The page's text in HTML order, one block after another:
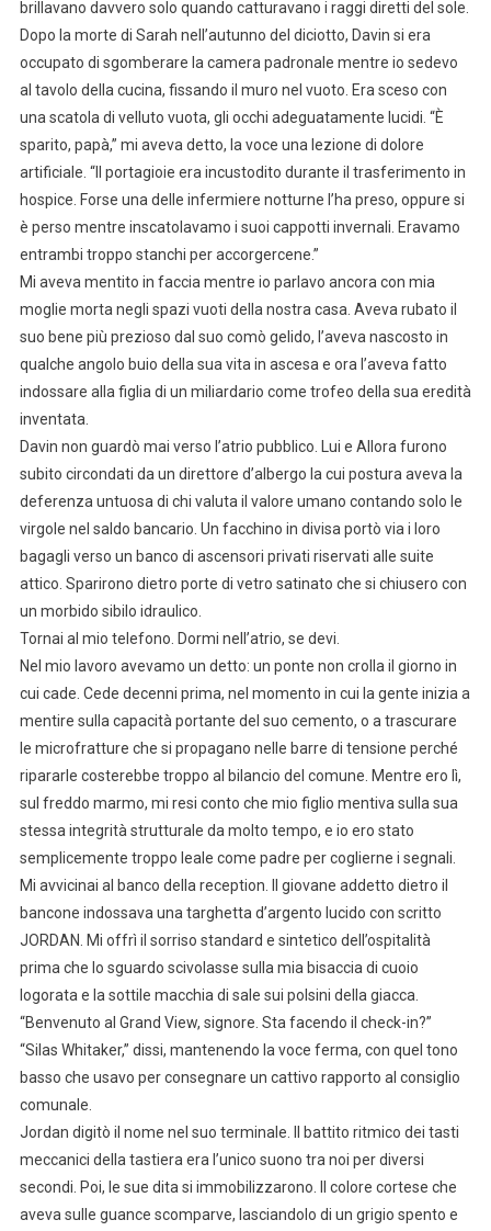
brillavano davvero solo quando catturavano i raggi diretti del sole.
Dopo la morte di Sarah nell’autunno del diciotto, Davin si era
occupato di sgomberare la camera padronale mentre io sedevo
al tavolo della cucina, fissando il muro nel vuoto. Era sceso con
una scatola di velluto vuota, gli occhi adeguatamente lucidi. “È
sparito, papà,” mi aveva detto, la voce una lezione di dolore
artificiale. “Il portagioie era incustodito durante il trasferimento in
hospice. Forse una delle infermiere notturne l’ha preso, oppure si
è perso mentre inscatolavamo i suoi cappotti invernali. Eravamo
entrambi troppo stanchi per accorgercene.”
Mi aveva mentito in faccia mentre io parlavo ancora con mia
moglie morta negli spazi vuoti della nostra casa. Aveva rubato il
suo bene più prezioso dal suo comò gelido, l’aveva nascosto in
qualche angolo buio della sua vita in ascesa e ora l’aveva fatto
indossare alla figlia di un miliardario come trofeo della sua eredità
inventata.
Davin non guardò mai verso l’atrio pubblico. Lui e Allora furono
subito circondati da un direttore d’albergo la cui postura aveva la
deferenza untuosa di chi valuta il valore umano contando solo le
virgole nel saldo bancario. Un facchino in divisa portò via i loro
bagagli verso un banco di ascensori privati riservati alle suite
attico. Sparirono dietro porte di vetro satinato che si chiusero con
un morbido sibilo idraulico.
Tornai al mio telefono. Dormi nell’atrio, se devi.
Nel mio lavoro avevamo un detto: un ponte non crolla il giorno in
cui cade. Cede decenni prima, nel momento in cui la gente inizia a
mentire sulla capacità portante del suo cemento, o a trascurare
le microfratture che si propagano nelle barre di tensione perché
ripararle costerebbe troppo al bilancio del comune. Mentre ero lì,
sul freddo marmo, mi resi conto che mio figlio mentiva sulla sua
stessa integrità strutturale da molto tempo, e io ero stato
semplicemente troppo leale come padre per coglierne i segnali.
Mi avvicinai al banco della reception. Il giovane addetto dietro il
bancone indossava una targhetta d’argento lucido con scritto
JORDAN. Mi offrì il sorriso standard e sintetico dell’ospitalità
prima che lo sguardo scivolasse sulla mia bisaccia di cuoio
logorata e la sottile macchia di sale sui polsini della giacca.
“Benvenuto al Grand View, signore. Sta facendo il check-in?”
“Silas Whitaker,” dissi, mantenendo la voce ferma, con quel tono
basso che usavo per consegnare un cattivo rapporto al consiglio
comunale.
Jordan digitò il nome nel suo terminale. Il battito ritmico dei tasti
meccanici della tastiera era l’unico suono tra noi per diversi
secondi. Poi, le sue dita si immobilizzarono. Il colore cortese che
aveva sulle guance scomparve, lasciandolo di un grigio spento e